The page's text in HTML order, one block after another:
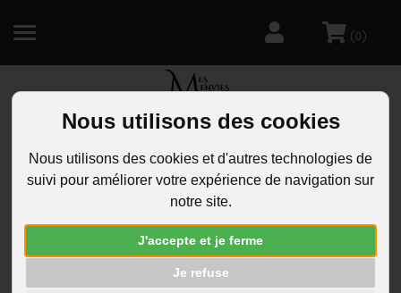
Nous utilisons des cookies
Nous utilisons des cookies et d'autres technologies de
suivi pour améliorer votre expérience de navigation sur
notre site.
J'accepte et je ferme
Je refuse
(0)